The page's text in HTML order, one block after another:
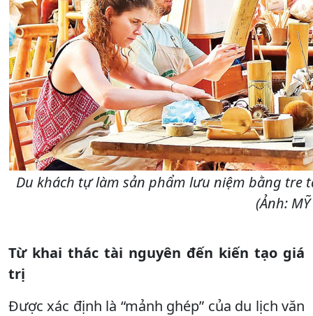
Du khách tự làm sản phẩm lưu niệm bằng tre
(Ảnh:
Từ khai thác tài nguyên đến kiến tạo giá
trị
Được xác định là “mảnh ghép” của du lịch văn